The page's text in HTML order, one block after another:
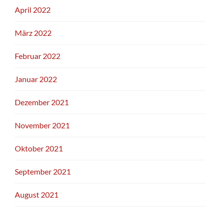
April 2022
März 2022
Februar 2022
Januar 2022
Dezember 2021
November 2021
Oktober 2021
September 2021
August 2021